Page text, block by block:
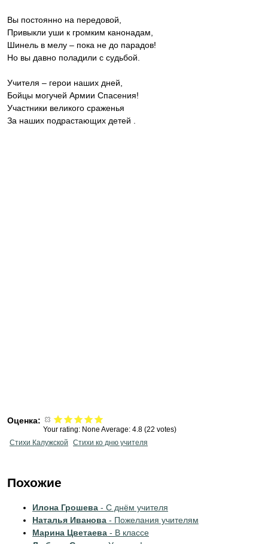
Вы постоянно на передовой,
Привыкли уши к громким канонадам,
Шинель в мелу – пока не до парадов!
Но вы давно поладили с судьбой.
Учителя – герои наших дней,
Бойцы могучей Армии Спасения!
Участники великого сраженья
За наших подрастающих детей .
Оценка:
Your rating: None Average: 4.8 (22 votes)
Стихи Калужской
Стихи ко дню учителя
Похожие
Илона Грошева - С днём учителя
Наталья Иванова - Пожелания учителям
Марина Цветаева - В классе